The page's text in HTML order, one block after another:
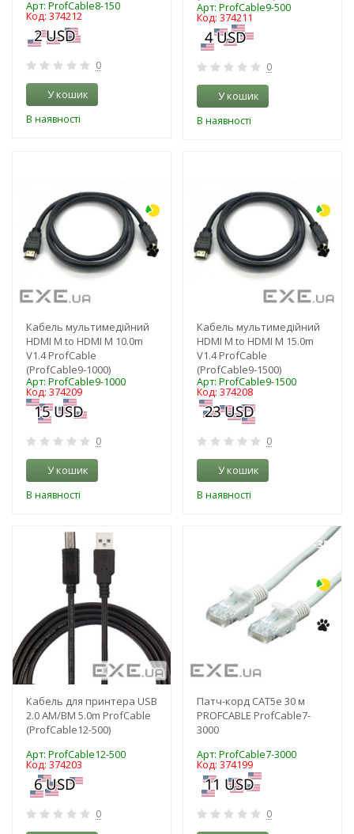
Арт: ProfCable8-150
Код: 374212
0
У кошик
В наявності
Арт: ProfCable9-500
Код: 374211
0
У кошик
В наявності
Кабель мультимедійний
HDMI M to HDMI M 10.0m
V1.4 ProfCable
(ProfCable9-1000)
Арт: ProfCable9-1000
Код: 374209
0
У кошик
В наявності
Кабель мультимедійний
HDMI M to HDMI M 15.0m
V1.4 ProfCable
(ProfCable9-1500)
Арт: ProfCable9-1500
Код: 374208
0
У кошик
В наявності
Кабель для принтера USB
2.0 AM/BM 5.0m ProfCable
(ProfCable12-500)
Арт: ProfCable12-500
Код: 374203
0
-3%
Патч-корд CAT5e 30 м
PROFCABLE ProfCable7-
3000
Арт: ProfCable7-3000
Код: 374199
0